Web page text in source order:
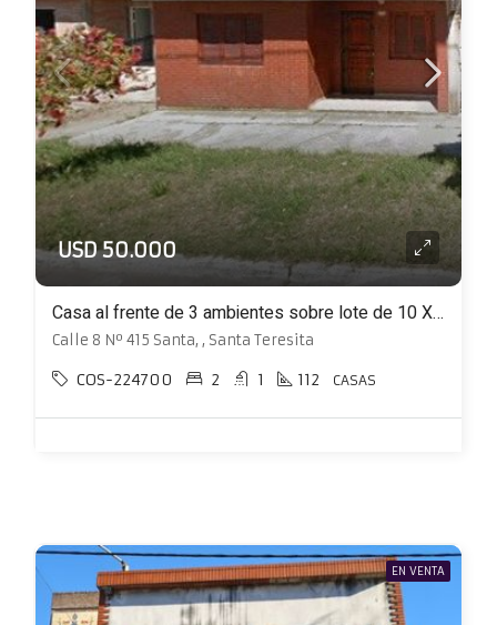
USD 50.000
Casa al frente de 3 ambientes sobre lote de 10 X 30 con patio
Calle 8 Nº 415 Santa, , Santa Teresita
COS-224700 2 1 112 CASAS
EN VENTA